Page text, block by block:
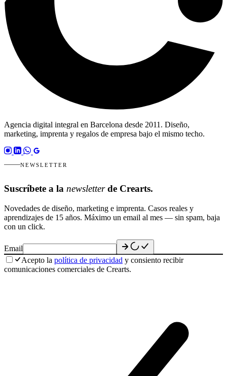
Agencia digital integral en Barcelona desde 2011. Diseño,
marketing, imprenta y regalos de empresa bajo el mismo techo.
NEWSLETTER
Suscríbete a la newsletterde Crearts.
Novedades de diseño, marketing e imprenta. Casos reales y
aprendizajes de 15 años. Máximo un email al mes — sin spam, baja
con un click.
Email
Acepto la política de privacidad y consiento recibir
comunicaciones comerciales de Crearts.